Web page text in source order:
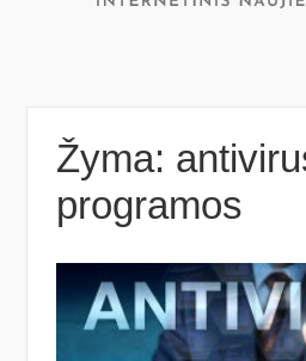
Žyma:
programos